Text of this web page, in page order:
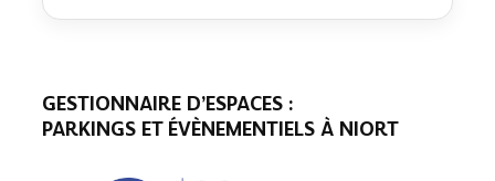
GESTIONNAIRE D’ESPACES :
PARKINGS ET ÉVÈNEMENTIELS À NIORT